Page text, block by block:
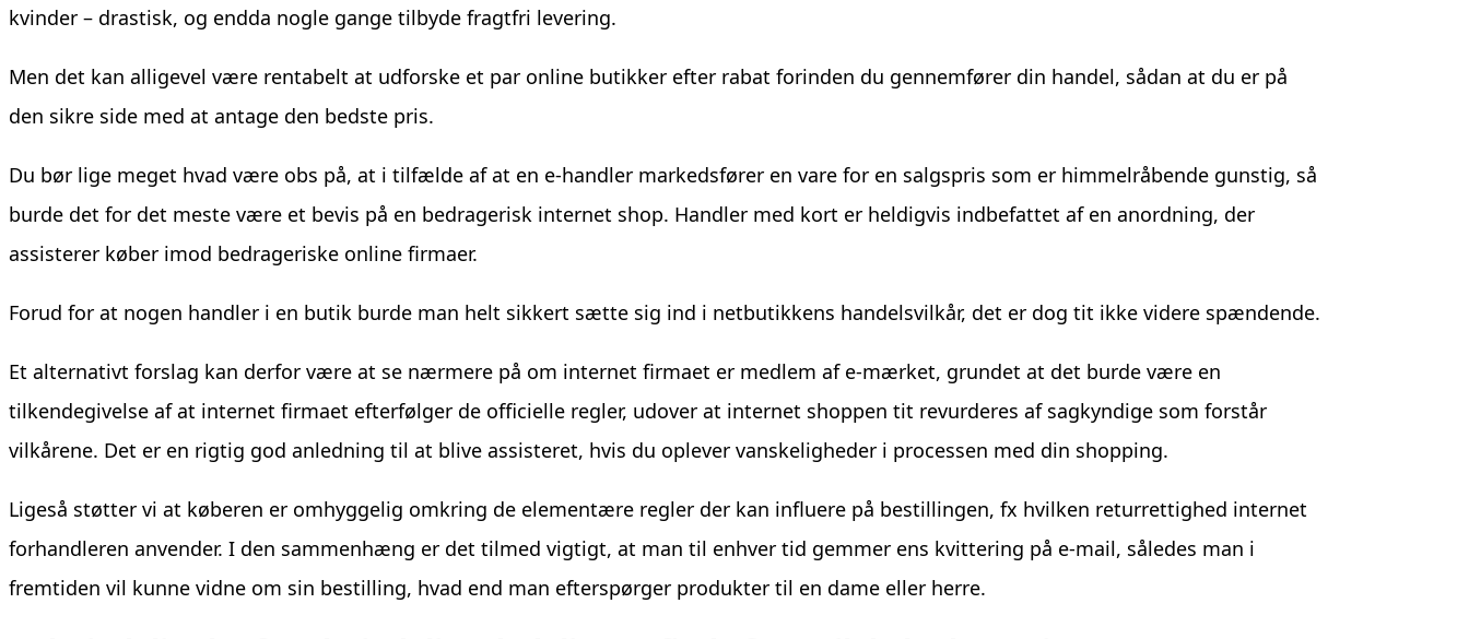
kvinder – drastisk, og endda nogle gange tilbyde fragtfri levering.
Men det kan alligevel være rentabelt at udforske et par online butikker efter rabat forinden du gennemfører din handel, sådan at du er på
den sikre side med at antage den bedste pris.
Du bør lige meget hvad være obs på, at i tilfælde af at en e-handler markedsfører en vare for en salgspris som er himmelråbende gunstig, så
burde det for det meste være et bevis på en bedragerisk internet shop. Handler med kort er heldigvis indbefattet af en anordning, der
assisterer køber imod bedrageriske online firmaer.
Forud for at nogen handler i en butik burde man helt sikkert sætte sig ind i netbutikkens handelsvilkår, det er dog tit ikke videre spændende.
Et alternativt forslag kan derfor være at se nærmere på om internet firmaet er medlem af e-mærket, grundet at det burde være en
tilkendegivelse af at internet firmaet efterfølger de officielle regler, udover at internet shoppen tit revurderes af sagkyndige som forstår
vilkårene. Det er en rigtig god anledning til at blive assisteret, hvis du oplever vanskeligheder i processen med din shopping.
Ligeså støtter vi at køberen er omhyggelig omkring de elementære regler der kan influere på bestillingen, fx hvilken returrettighed internet
forhandleren anvender. I den sammenhæng er det tilmed vigtigt, at man til enhver tid gemmer ens kvittering på e-mail, således man i
fremtiden vil kunne vidne om sin bestilling, hvad end man efterspørger produkter til en dame eller herre.